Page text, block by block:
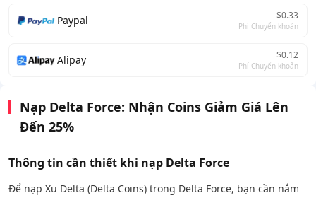
Paypal $0.33
Phí Chuyển khoản
Alipay $0.12
Phí Chuyển khoản
Nạp Delta Force: Nhận Coins Giảm Giá Lên
Đến 25%
Thông tin cần thiết khi nạp Delta Force
Để nạp Xu Delta (Delta Coins) trong Delta Force, bạn cần nắm